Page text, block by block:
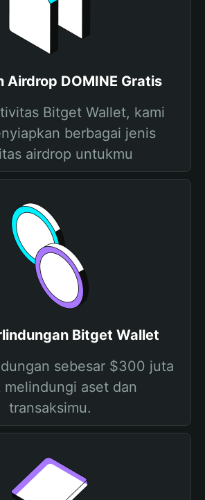
Airdrop DOMINE Gratis
Bitget Wallet, kami
berbagai jenis
airdrop untukmu
Bitget Wallet
sebesar $300 juta
melindungi aset dan
transaksimu.